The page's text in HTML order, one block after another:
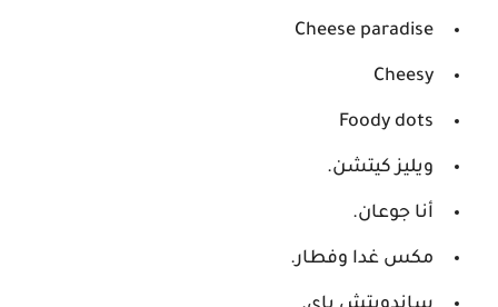
Cheese paradise
Cheesy
Foody dots
ويليز كيتشن.
أنا جوعان.
مكس غدا وفطار.